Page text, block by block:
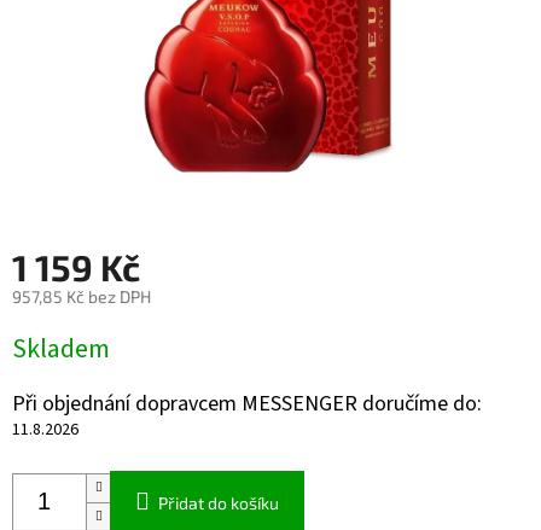
1 159 Kč
957,85 Kč bez DPH
cena:
Skladem
Při objednání dopravcem MESSENGER doručíme do:
11.8.2026
Přidat do košíku